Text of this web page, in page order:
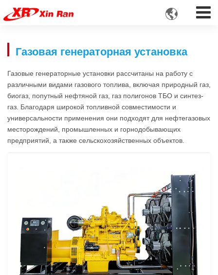

Газовая генераторная установка
Газовые генераторные установки рассчитаны на работу с
различными видами газового топлива, включая природный газ,
биогаз, попутный нефтяной газ, газ полигонов ТБО и синтез-
газ. Благодаря широкой топливной совместимости и
универсальности применения они подходят для нефтегазовых
месторождений, промышленных и горнодобывающих
предприятий, а также сельскохозяйственных объектов.